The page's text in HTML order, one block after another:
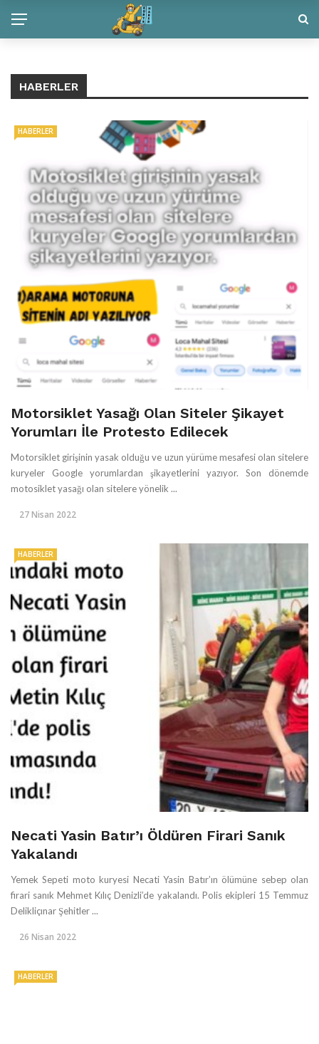
HABERLER
HABERLER
Motorsiklet Yasağı Olan Siteler Şikayet
Yorumları İle Protesto Edilecek
Motorsiklet girişinin yasak olduğu ve uzun yürüme mesafesi olan sitelere
kuryeler Google yorumlardan şikayetlerini yazıyor. Son dönemde
motosiklet yasağı olan sitelere yönelik ...
27 Nisan 2022
HABERLER
Necati Yasin Batır’ı Öldüren Firari Sanık
Yakalandı
Yemek Sepeti moto kuryesi Necati Yasin Batır’ın ölümüne sebep olan
firari sanık Mehmet Kılıç Denizli’de yakalandı. Polis ekipleri 15 Temmuz
Delikliçınar Şehitler ...
26 Nisan 2022
HABERLER